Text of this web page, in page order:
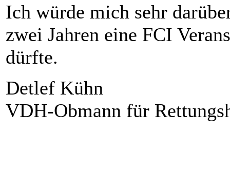
Ich würde mich sehr
zwei Jahren eine FCI
dürfte.
Detlef Kühn
VDH-Obmann für